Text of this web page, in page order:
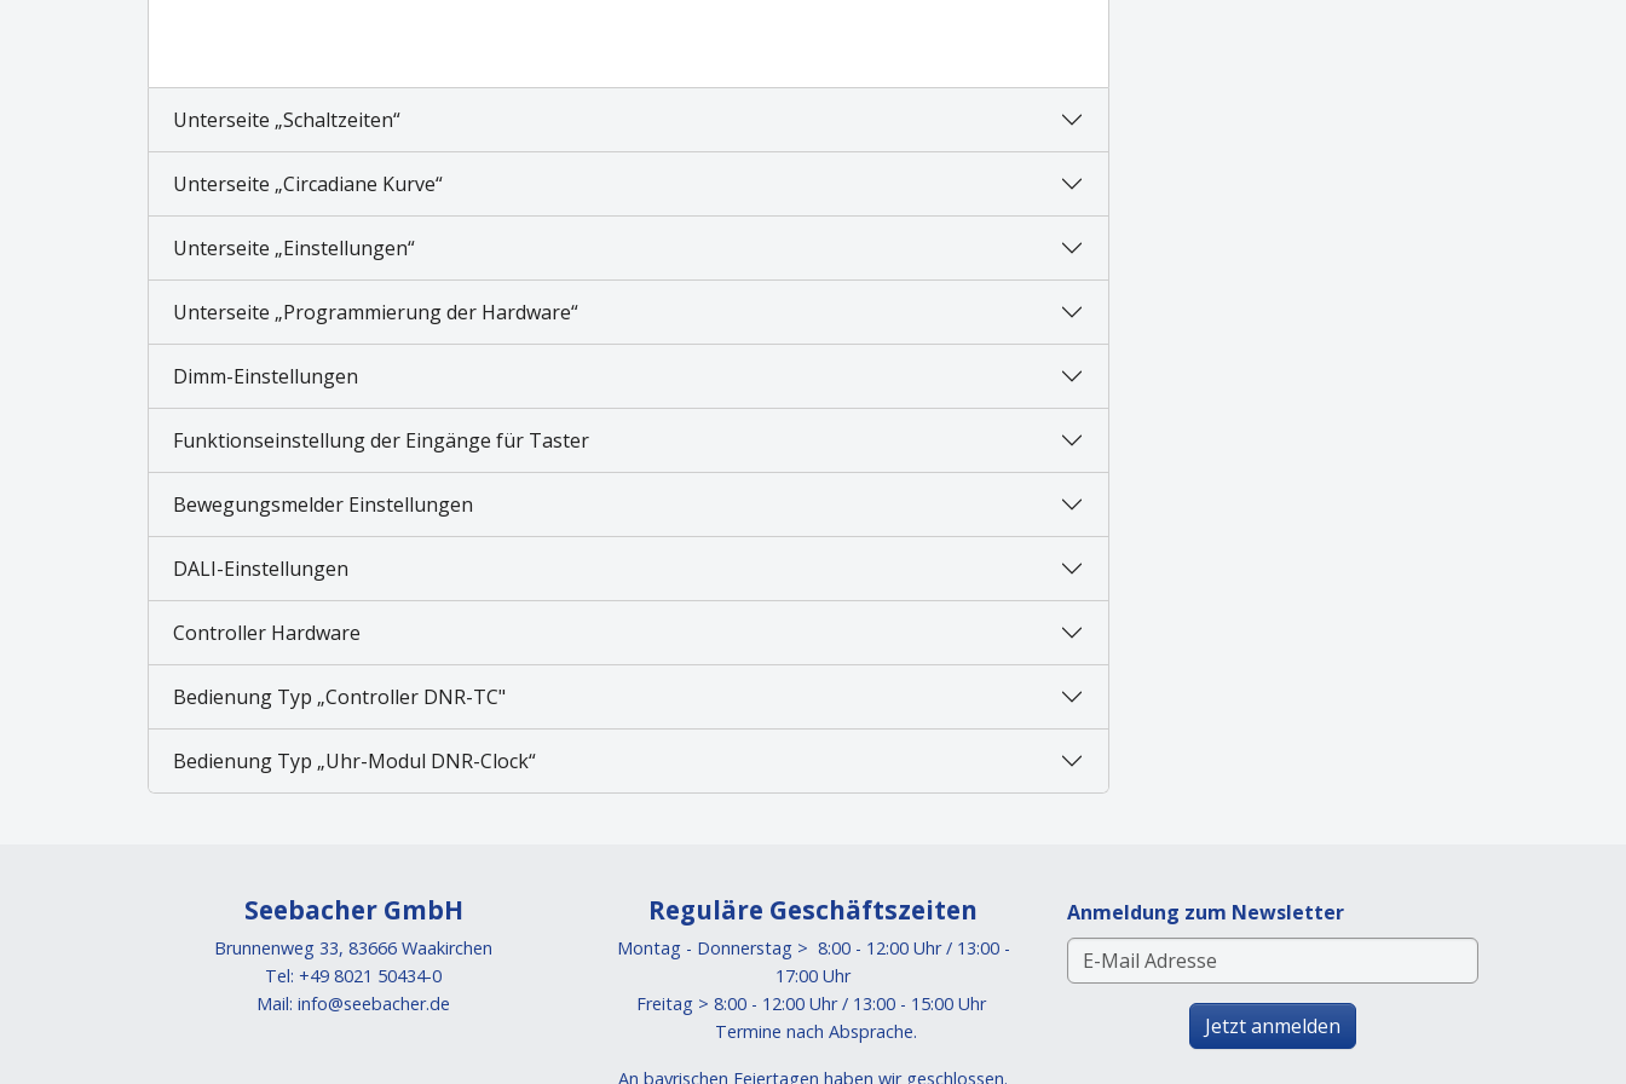
Unterseite „Schaltzeiten“
Unterseite „Circadiane Kurve“
Unterseite „Einstellungen“
Unterseite „Programmierung der Hardware“
Dimm-Einstellungen
Funktionseinstellung der Eingänge für Taster
Bewegungsmelder Einstellungen
DALI-Einstellungen
Controller Hardware
Bedienung Typ „Controller DNR-TC"
Bedienung Typ „Uhr-Modul DNR-Clock“
Seebacher GmbH
Brunnenweg 33, 83666 Waakirchen
Tel: +49 8021 50434-0
Mail: info@seebacher.de
Reguläre Geschäftszeiten
Montag - Donnerstag > 8:00 - 12:00 Uhr / 13:00 -
17:00 Uhr
Freitag > 8:00 - 12:00 Uhr / 13:00 - 15:00 Uhr
Termine nach Absprache.
An bayrischen Feiertagen haben wir geschlossen.
Anmeldung zum Newsletter
Jetzt anmelden